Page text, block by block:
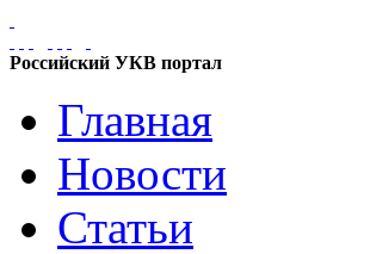
Российский УКВ портал
Главная
Новости
Статьи